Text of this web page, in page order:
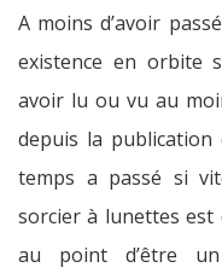
A moins d’avoir
existence en orbite
avoir lu ou vu au
depuis la
temps a passé si
sorcier à lunettes est
au point d’être